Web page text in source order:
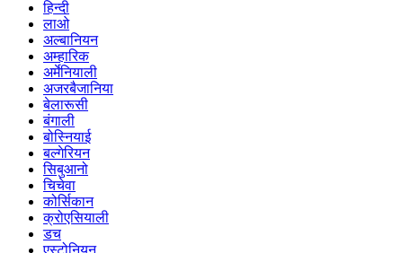
हिन्दी
लाओ
अल्बानियन
अम्हारिक
अर्मेनियाली
अजरबैजानिया
बेलारूसी
बंगाली
बोस्नियाई
बल्गेरियन
सिबुआनो
चिचेवा
कोर्सिकान
क्रोएसियाली
डच
एस्टोनियन